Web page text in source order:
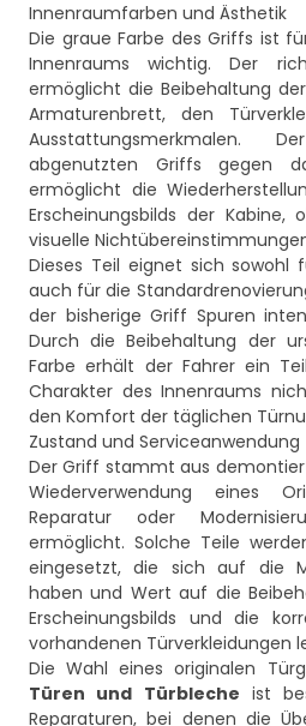
Innenraumfarben und Ästhetik
Die graue Farbe des Griffs ist
Innenraums wichtig. Der
ermöglicht die Beibehaltung
Armaturenbrett, den
Ausstattungsmerkmalen.
abgenutzten Griffs gegen
ermöglicht die
Erscheinungsbilds der Kabine,
visuelle
Dieses Teil eignet sich sowohl
auch für die
der bisherige Griff Spuren
Durch die Beibehaltung der
Farbe erhält der Fahrer ein
Charakter des Innenraums
den Komfort der täglichen
Zustand und Serviceanwendung
Der Griff stammt aus
Wiederverwendung eines
Reparatur oder
ermöglicht. Solche Teile
eingesetzt, die sich auf die
haben und Wert auf die
Erscheinungsbilds und die
vorhandenen Türverkleidungen
Die Wahl eines originalen
Türen und Türbleche ist
Reparaturen, bei denen die